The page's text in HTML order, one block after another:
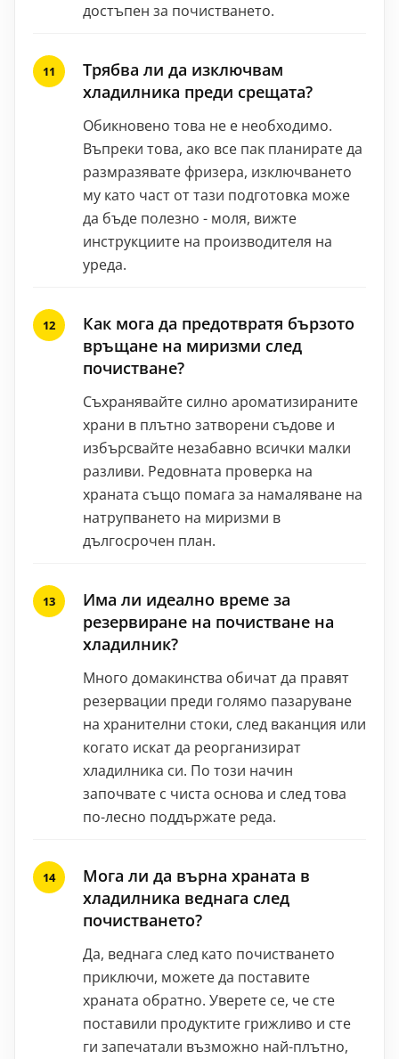
достъпен за почистването.
Трябва ли да изключвам
хладилника преди срещата?
Обикновено това не е необходимо.
Въпреки това, ако все пак планирате да
размразявате фризера, изключването
му като част от тази подготовка може
да бъде полезно - моля, вижте
инструкциите на производителя на
уреда.
Как мога да предотвратя бързото
връщане на миризми след
почистване?
Съхранявайте силно ароматизираните
храни в плътно затворени съдове и
избърсвайте незабавно всички малки
разливи. Редовната проверка на
храната също помага за намаляване на
натрупването на миризми в
дългосрочен план.
Има ли идеално време за
резервиране на почистване на
хладилник?
Много домакинства обичат да правят
резервации преди голямо пазаруване
на хранителни стоки, след ваканция или
когато искат да реорганизират
хладилника си. По този начин
започвате с чиста основа и след това
по-лесно поддържате реда.
Мога ли да върна храната в
хладилника веднага след
почистването?
Да, веднага след като почистването
приключи, можете да поставите
храната обратно. Уверете се, че сте
поставили продуктите грижливо и сте
ги запечатали възможно най-плътно,